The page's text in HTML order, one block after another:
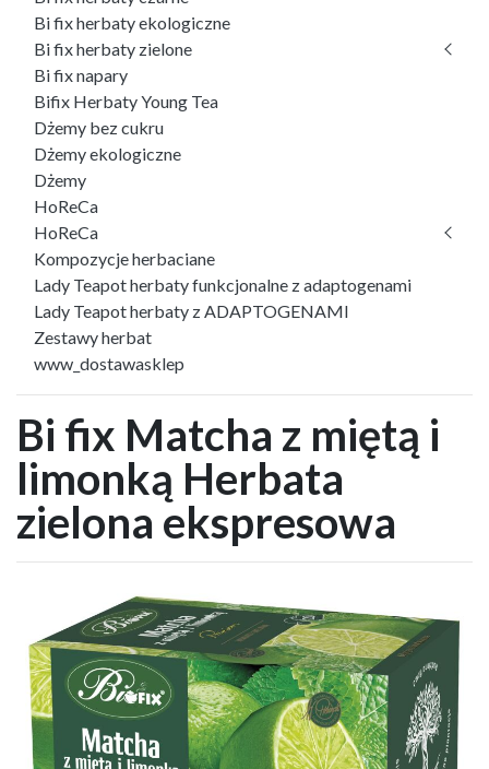
Bi fix herbaty ekologiczne
Bi fix herbaty zielone
Bi fix napary
Bifix Herbaty Young Tea
Dżemy bez cukru
Dżemy ekologiczne
Dżemy
HoReCa
HoReCa
Kompozycje herbaciane
Lady Teapot herbaty funkcjonalne z adaptogenami
Lady Teapot herbaty z ADAPTOGENAMI
Zestawy herbat
www_dostawasklep
Bi fix Matcha z miętą i
limonką Herbata
zielona ekspresowa